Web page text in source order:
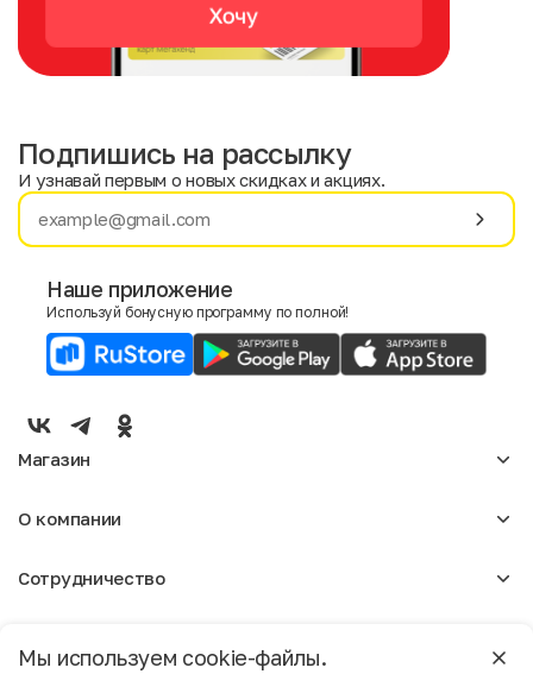
Имя
E-mail
Мужской
Мы используем cookie-файлы.
Москва
Подпишись на рассылку
И узнавай первым о новых скидках и акциях.
Наше приложение
Используй бонусную программу по полной!
Магазин
Мужское
О компании
Отзывы
Магазины
Сотрудничество
Реклама